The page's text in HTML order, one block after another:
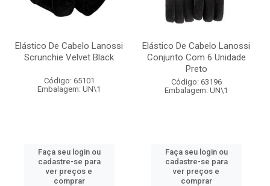
Elástico De Cabelo Lanossi
Scrunchie Velvet Black
Código: 65101
Embalagem: UN\1
Faça seu login ou
cadastre-se para
ver preços e
comprar
Elástico De Cabelo Lanossi
Conjunto Com 6 Unidade
Preto
Código: 63196
Embalagem: UN\1
Faça seu login ou
cadastre-se para
ver preços e
comprar